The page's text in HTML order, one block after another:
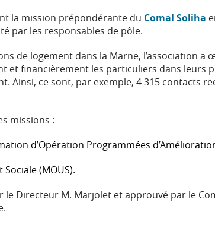
la mission prépondérante du Comal Soliha
par les responsables de pôle.
de logement dans la Marne, l’association
et financièrement les particuliers dans leurs
Ainsi, ce sont, par exemple, 4 315 contacts
missions :
d’Opération Programmées
(MOUS).
Directeur M. Marjolet et approuvé par le